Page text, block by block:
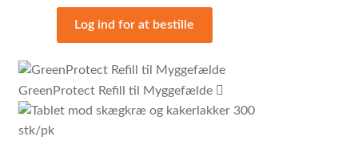
Log ind for at bestille
GreenProtect Refill til Myggefælde